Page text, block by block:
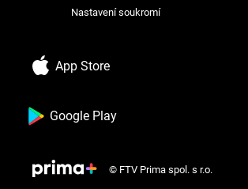
Nastavení soukromí
App Store
Google Play
© FTV Prima spol. s r.o.